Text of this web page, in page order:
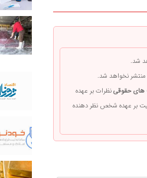
شد.
منتشر نخواهد شد.
های حقوقینظرات بر عهده
بر عهده شخص نظر دهنده